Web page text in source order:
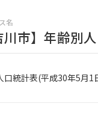
名
川市】年齢別
口統計表(平成30年5月1